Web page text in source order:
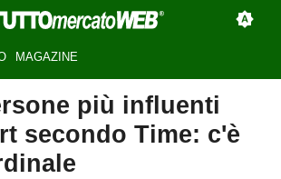
MAGAZINE
più influenti
secondo Time: c'è